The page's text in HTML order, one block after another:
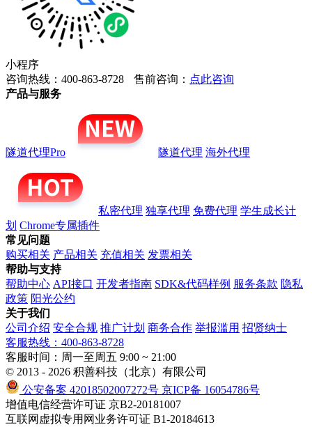
小程序
咨询热线：400-863-8728
售前咨询： 点此咨询
产品与服务
隧道代理Pro 隧道代理 海外代理
私密代理 独享代理 免费代理 学生成长计
划 Chrome专属插件
常见问题
购买相关 产品相关 充值相关 发票相关
帮助与支持
帮助中心 API接口 开发者指南 SDK&代码样例 服务条款 隐私
政策 阳光公约
关于我们
公司介绍 安全合规 推广计划 商务合作 举报滥用 招贤纳士
客服热线：400-863-8728
客服时间：周一至周五 9:00 ~ 21:00
© 2013 - 2026 积善科技（北京）有限公司
公安备案 42018502007272号 京ICP备 16054786号
增值电信经营许可证 京B2-20181007
互联网虚拟专用网业务许可证 B1-20184613